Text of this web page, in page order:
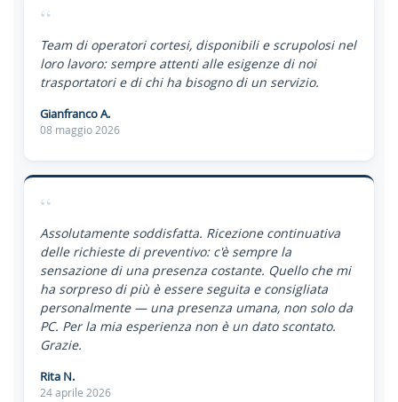
“
Team di operatori cortesi, disponibili e scrupolosi nel
loro lavoro: sempre attenti alle esigenze di noi
trasportatori e di chi ha bisogno di un servizio.
Gianfranco A.
08 maggio 2026
“
Assolutamente soddisfatta. Ricezione continuativa
delle richieste di preventivo: c'è sempre la
sensazione di una presenza costante. Quello che mi
ha sorpreso di più è essere seguita e consigliata
personalmente — una presenza umana, non solo da
PC. Per la mia esperienza non è un dato scontato.
Grazie.
Rita N.
24 aprile 2026